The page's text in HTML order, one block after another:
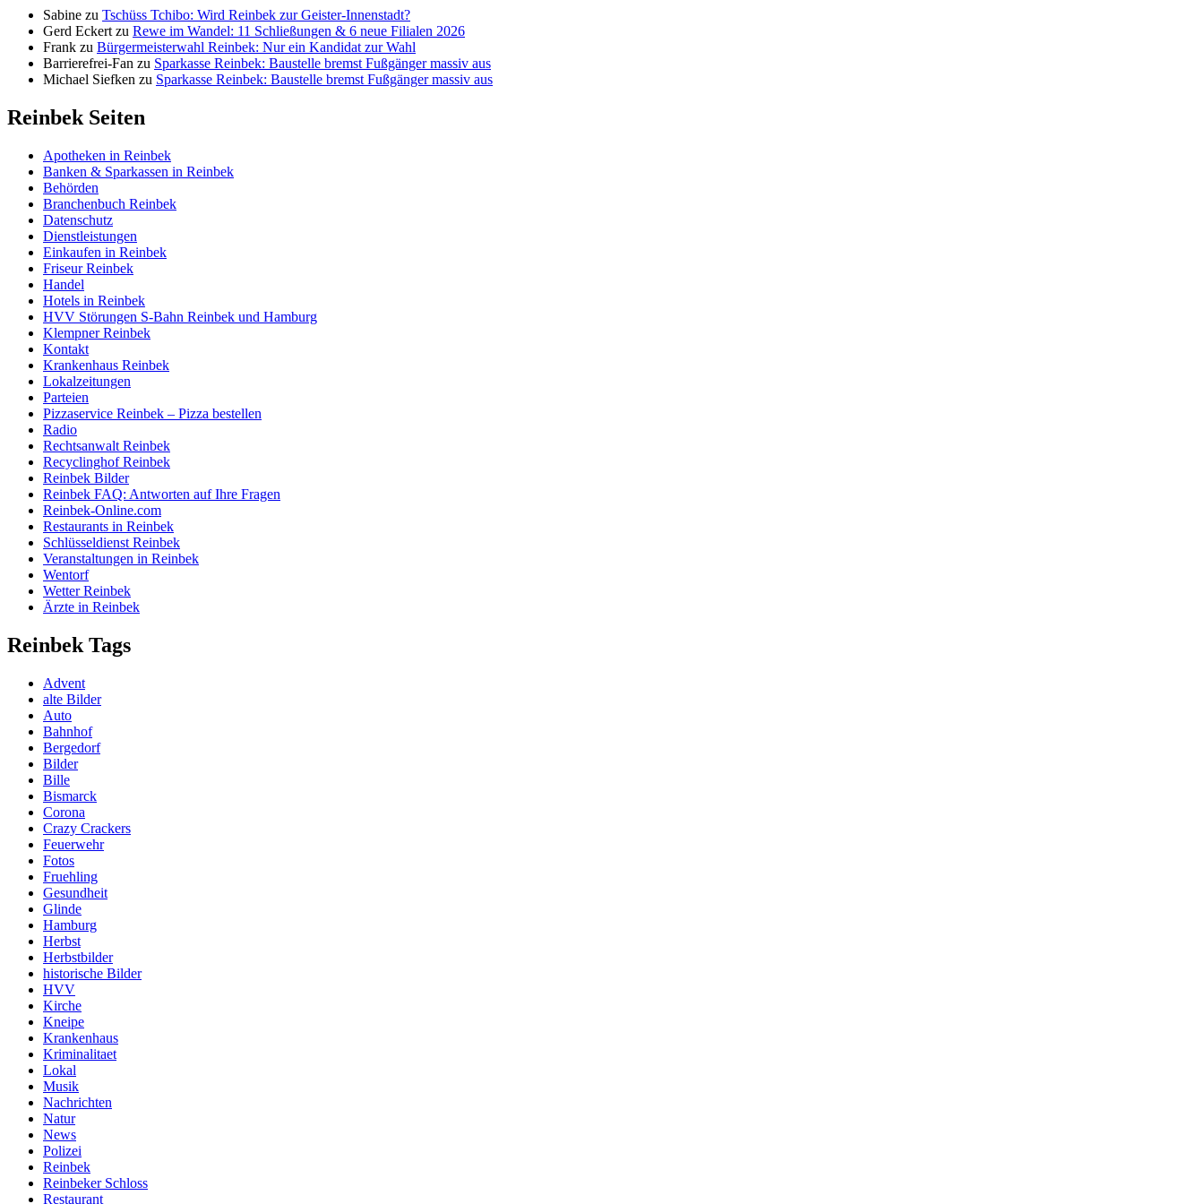
Sabine zu Tschüss Tchibo: Wird Reinbek zur Geister-Innenstadt?
Gerd Eckert zu Rewe im Wandel: 11 Schließungen & 6 neue Filialen 2026
Frank zu Bürgermeisterwahl Reinbek: Nur ein Kandidat zur Wahl
Barrierefrei-Fan zu Sparkasse Reinbek: Baustelle bremst Fußgänger massiv aus
Michael Siefken zu Sparkasse Reinbek: Baustelle bremst Fußgänger massiv aus
Reinbek Seiten
Apotheken in Reinbek
Banken & Sparkassen in Reinbek
Behörden
Branchenbuch Reinbek
Datenschutz
Dienstleistungen
Einkaufen in Reinbek
Friseur Reinbek
Handel
Hotels in Reinbek
HVV Störungen S-Bahn Reinbek und Hamburg
Klempner Reinbek
Kontakt
Krankenhaus Reinbek
Lokalzeitungen
Parteien
Pizzaservice Reinbek – Pizza bestellen
Radio
Rechtsanwalt Reinbek
Recyclinghof Reinbek
Reinbek Bilder
Reinbek FAQ: Antworten auf Ihre Fragen
Reinbek-Online.com
Restaurants in Reinbek
Schlüsseldienst Reinbek
Veranstaltungen in Reinbek
Wentorf
Wetter Reinbek
Ärzte in Reinbek
Reinbek Tags
Advent
alte Bilder
Auto
Bahnhof
Bergedorf
Bilder
Bille
Bismarck
Corona
Crazy Crackers
Feuerwehr
Fotos
Fruehling
Gesundheit
Glinde
Hamburg
Herbst
Herbstbilder
historische Bilder
HVV
Kirche
Kneipe
Krankenhaus
Kriminalitaet
Lokal
Musik
Nachrichten
Natur
News
Polizei
Reinbek
Reinbeker Schloss
Restaurant